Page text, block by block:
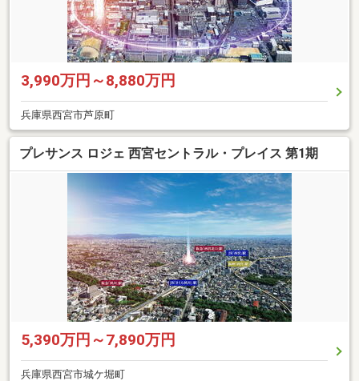
3,990万円～8,880万円
兵庫県西宮市芦原町
プレサンス ロジェ 西宮セントラル・プレイス 第1期
5,390万円～7,890万円
兵庫県西宮市城ケ堀町